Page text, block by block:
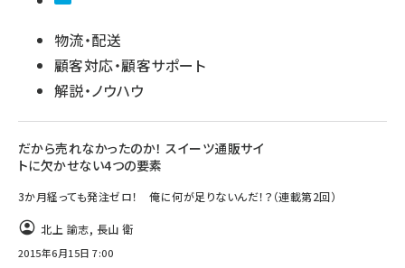
物流・配送
顧客対応・顧客サポート
解説・ノウハウ
だから売れなかったのか！ スイーツ通販サイ
トに欠かせない4つの要素
3か月経っても発注ゼロ！ 俺に何が足りないんだ！？（連載第2回）
北上 諭志, 長山 衛
2015年6月15日 7:00